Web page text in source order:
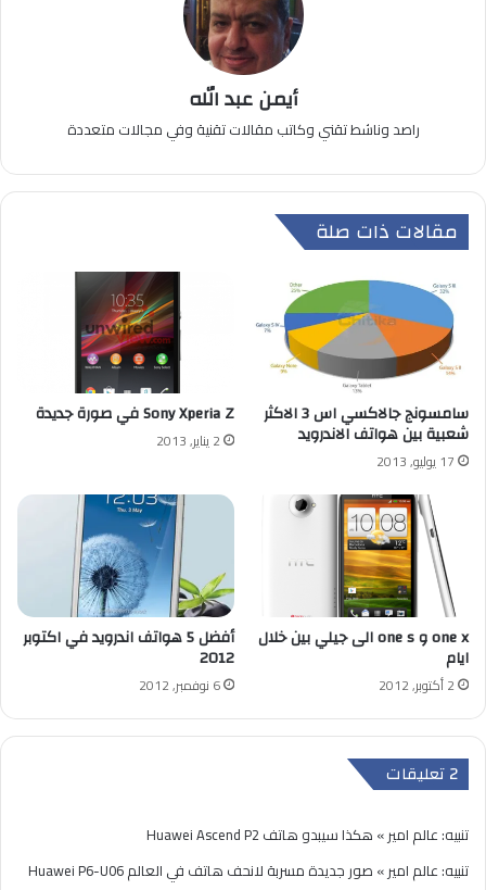
أيمن عبد الله
راصد وناشط تقني وكاتب مقالات تقنية وفي مجالات متعددة
مقالات ذات صلة
سامسونج جالاكسي اس 3 الاكثر
شعبية بين هواتف الاندرويد
17 يوليو, 2013
Sony Xperia Z في صورة جديدة
2 يناير, 2013
one x و one s الى جيلي بين خلال
ايام
2 أكتوبر, 2012
أفضل 5 هواتف اندرويد في اكتوبر
2012
6 نوفمبر, 2012
‫2 تعليقات
تنبيه:عالم امير » هكذا سيبدو هاتف Huawei Ascend P2
تنبيه:عالم امير » صور جديدة مسربة لانحف هاتف في العالم Huawei P6-U06